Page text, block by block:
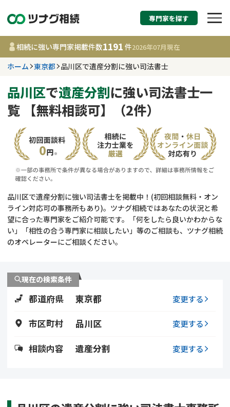
相続税申告・相続手
す
東京都
事務所
相談内容で探す
相続登記
遺留分侵害額請求
コラム
相続手続き
専門家を探す
相続に強い専門家掲載件数1191 件2026年07月現在
ホーム 東京都 品川区で遺産分割に強い司法書士
品川区で遺産分割に強い司法書士一
覧 【無料相談可】（2件）
品川区で遺産分割に強い司法書士を掲載中！(初回相談無料・オン
ライン対応可の事務所もあり)。ツナグ相続ではあなたの状況と希
望に合った専門家をご紹介可能です。「何をしたら良いかわからな
い」「相性の合う専門家に相談したい」等のご相談も、ツナグ相続
のオペレーターにご相談ください。
現在の検索条件
都道府県 東京都 変更する
市区町村 品川区 変更する
相談内容 遺産分割 変更する